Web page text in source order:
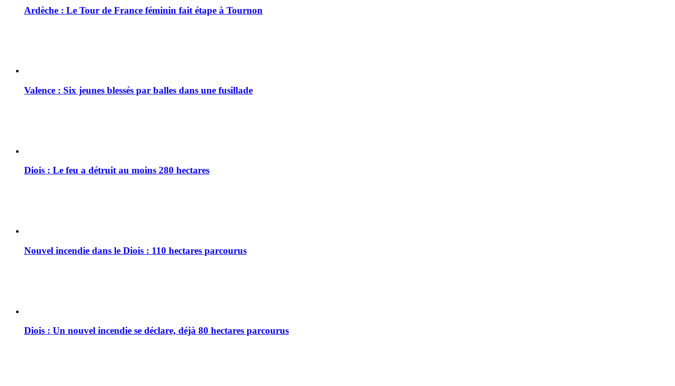
Ardèche : Le Tour de France féminin fait étape à Tournon
Valence : Six jeunes blessés par balles dans une fusillade
Diois : Le feu a détruit au moins 280 hectares
Nouvel incendie dans le Diois : 110 hectares parcourus
Diois : Un nouvel incendie se déclare, déjà 80 hectares parcourus